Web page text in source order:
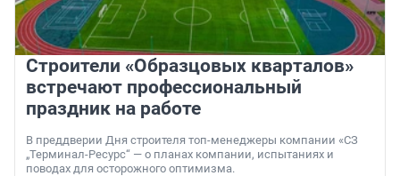
Строители «Образцовых кварталов»
встречают профессиональный
праздник на работе
В преддверии Дня строителя топ-менеджеры компании «СЗ
„Терминал-Ресурс“ — о планах компании, испытаниях и
поводах для осторожного оптимизма.